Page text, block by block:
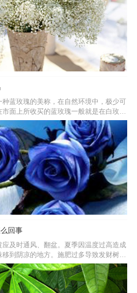
蓝玫瑰的美称，在自然环境中，极少可
面上所收买的蓝玫瑰一般就是在白玫瑰
朵品种的时候，人工加上不易掉色的蓝
回事
及时通风、翻盆。夏季因温度过高造成
到阴凉的地方。施肥过多导致发财树根
腐烂的部分，换上新土，重新栽种。